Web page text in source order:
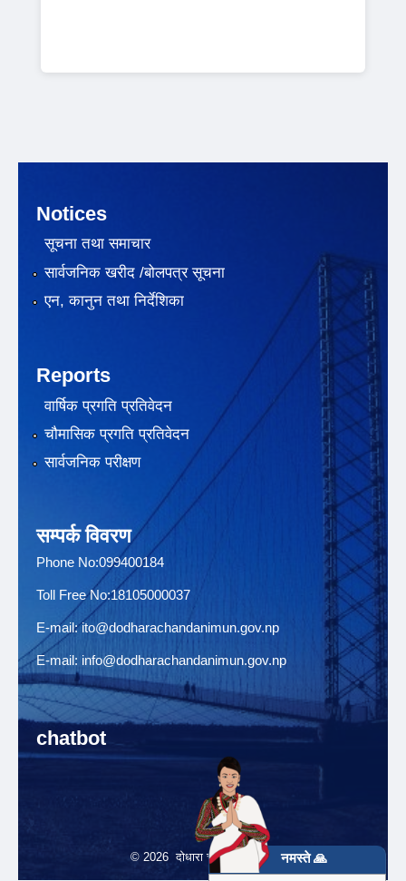
Notices
सूचना तथा समाचार
सार्वजनिक खरीद /बोलपत्र सूचना
एन, कानुन तथा निर्देशिका
Reports
वार्षिक प्रगति प्रतिवेदन
चौमासिक प्रगति प्रतिवेदन
सार्वजनिक परीक्षण
सम्पर्क विवरण
Phone No:099400184
Toll Free No:18105000037
E-mail:ito@dodharachandanimun.gov.np
E-mail: info@dodharachandanimun.gov.np
chatbot
© 2026 दोधारा चादँनी नगरपालिकानमस्ते 🙏